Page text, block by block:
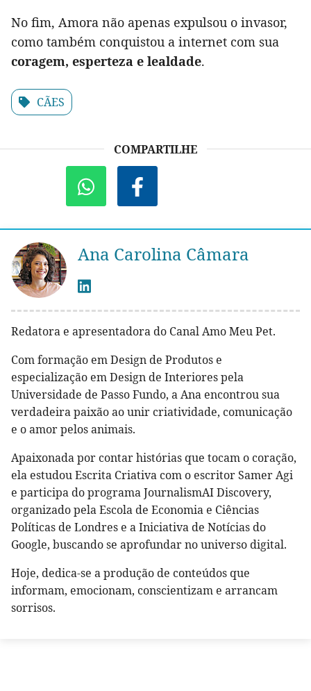
No fim, Amora não apenas expulsou o invasor,
como também conquistou a internet com sua
coragem, esperteza e lealdade.
CÃES
COMPARTILHE
Ana Carolina Câmara
Redatora e apresentadora do Canal Amo Meu Pet.
Com formação em Design de Produtos e
especialização em Design de Interiores pela
Universidade de Passo Fundo, a Ana encontrou sua
verdadeira paixão ao unir criatividade, comunicação
e o amor pelos animais.
Apaixonada por contar histórias que tocam o coração,
ela estudou Escrita Criativa com o escritor Samer Agi
e participa do programa JournalismAI Discovery,
organizado pela Escola de Economia e Ciências
Políticas de Londres e a Iniciativa de Notícias do
Google, buscando se aprofundar no universo digital.
Hoje, dedica-se a produção de conteúdos que
informam, emocionam, conscientizam e arrancam
sorrisos.